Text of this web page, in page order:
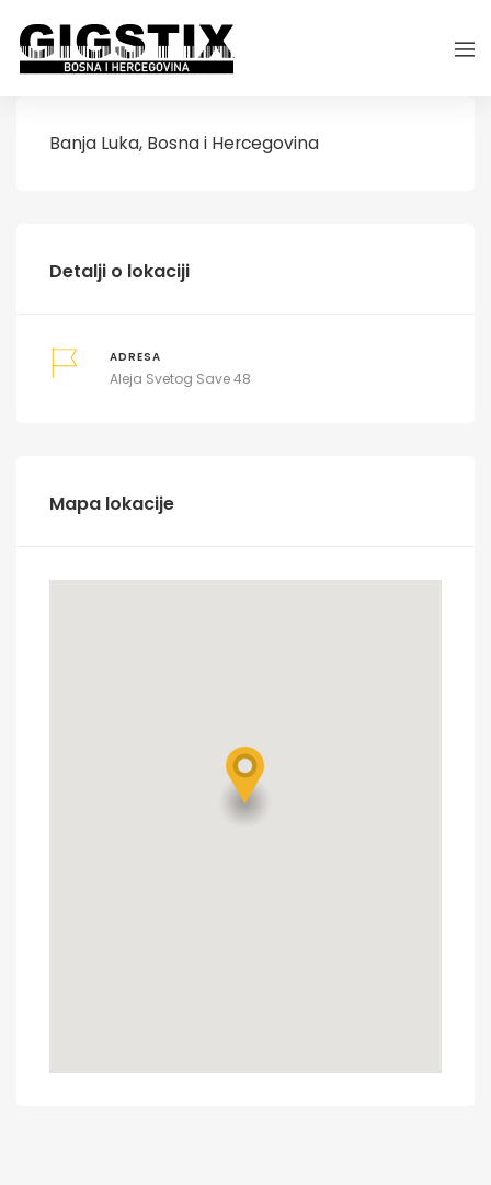
Banja Luka, Bosna i Hercegovina
Detalji o lokaciji
ADRESA
Aleja Svetog Save 48
Mapa lokacije